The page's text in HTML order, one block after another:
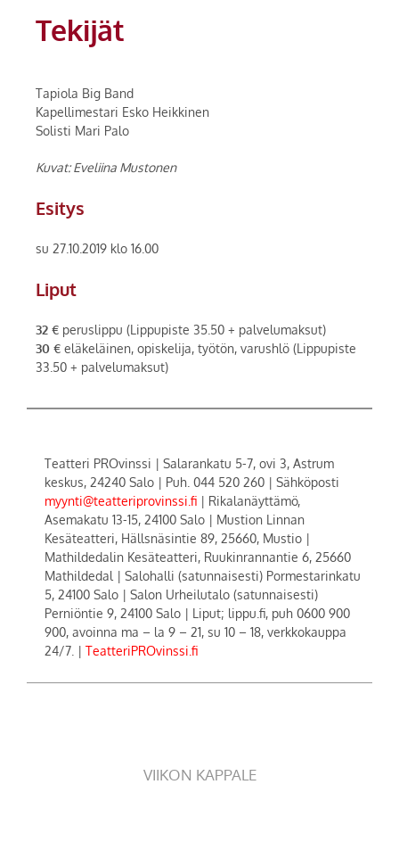
Tekijät
Tapiola Big Band
Kapellimestari Esko Heikkinen
Solisti Mari Palo
Kuvat: Eveliina Mustonen
Esitys
su 27.10.2019 klo 16.00
Liput
32 € peruslippu (Lippupiste 35.50 + palvelumaksut)
30 € eläkeläinen, opiskelija, työtön, varushlö (Lippupiste
33.50 + palvelumaksut)
Teatteri PROvinssi | Salarankatu 5-7, ovi 3, Astrum
keskus, 24240 Salo | Puh. 044 520 260 | Sähköposti
myynti@teatteriprovinssi.fi | Rikalanäyttämö,
Asemakatu 13-15, 24100 Salo | Mustion Linnan
Kesäteatteri, Hällsnäsintie 89, 25660, Mustio |
Mathildedalin Kesäteatteri, Ruukinrannantie 6, 25660
Mathildedal | Salohalli (satunnaisesti) Pormestarinkatu
5, 24100 Salo | Salon Urheilutalo (satunnaisesti)
Perniöntie 9, 24100 Salo | Liput; lippu.fi, puh 0600 900
900, avoinna ma – la 9 – 21, su 10 – 18, verkkokauppa
24/7. | TeatteriPROvinssi.fi
VIIKON KAPPALE